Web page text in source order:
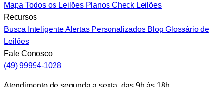
Mapa Todos os Leilões Planos Check Leilões
Recursos
Busca InteligenteAlertas Personalizados Blog Glossário de
Leilões
Fale Conosco
(49) 99994-1028
Atendimento de segunda a sexta, das 9h às 18h